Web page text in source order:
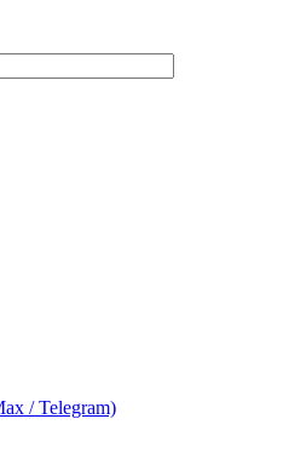
/ Telegram)